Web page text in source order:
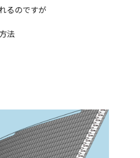
るのですが
法